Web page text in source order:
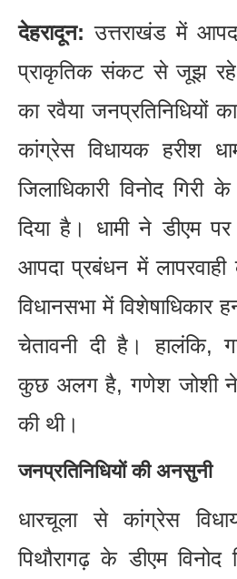
देहरादून: उत्तराखंड में
प्राकृतिक संकट से जूझ रहे
का रवैया जनप्रतिनिधियों
कांग्रेस विधायक हरीश
जिलाधिकारी विनोद गिरी
दिया है। धामी ने डीएम
आपदा प्रबंधन में
विधानसभा में विशेषाधिकार
चेतावनी दी है। हालंकि,
कुछ अलग है, गणेश जोशी
की थी।
जनप्रतिनिधियों की अनसुनी
धारचूला से कांग्रेस
पिथौरागढ़ के डीएम